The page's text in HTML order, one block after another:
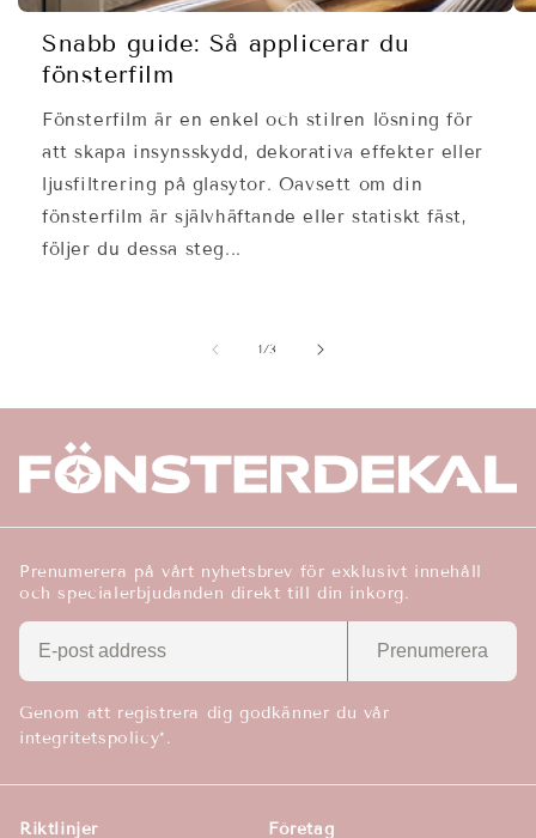
Snabb guide: Så applicerar du
fönsterfilm
Fönsterfilm är en enkel och stilren lösning för
att skapa insynsskydd, dekorativa effekter eller
ljusfiltrering på glasytor. Oavsett om din
fönsterfilm är självhäftande eller statiskt fäst,
följer du dessa steg...
1/av
3
Prenumerera på vårt nyhetsbrev för exklusivt innehåll
och specialerbjudanden direkt till din inkorg.
Prenumerera
Genom att registrera dig godkänner du vår
integritetspolicy*.
Riktlinjer Företag